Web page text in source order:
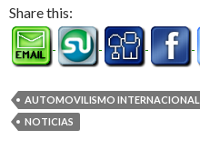
Share this:
AUTOMOVILISMO INTERNACIONAL
NOTICIAS